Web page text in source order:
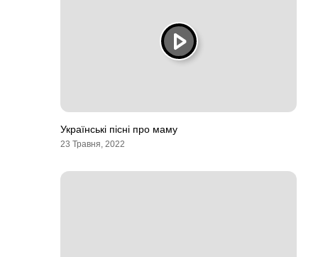
Українські пісні про маму
23 Травня, 2022